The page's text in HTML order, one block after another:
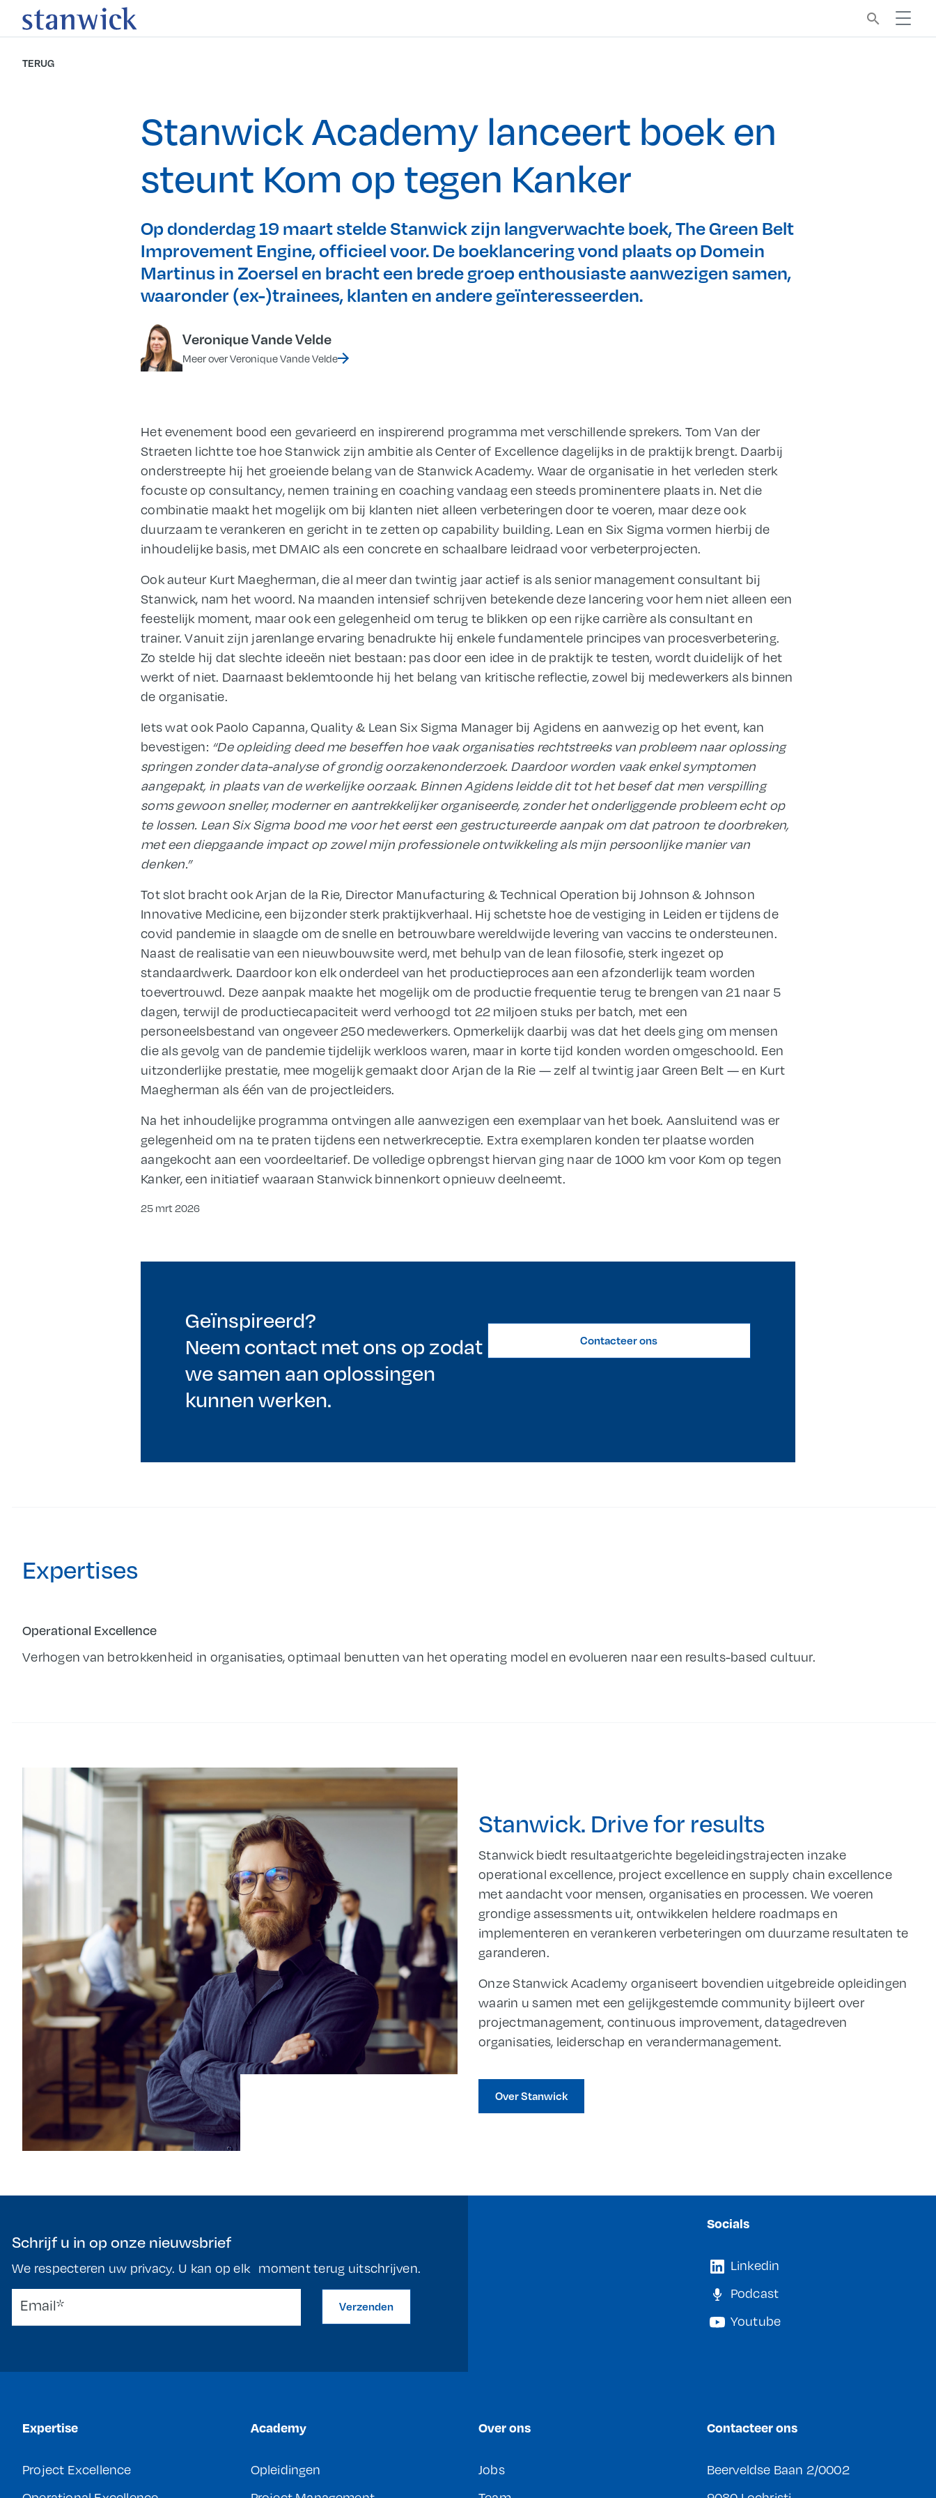
search
TERUG
Stanwick Academy lanceert boek en
steunt Kom op tegen Kanker
Op donderdag 19 maart stelde Stanwick zijn langverwachte boek, The Green Belt
Improvement Engine, officieel voor. De boeklancering vond plaats op Domein
Martinus in Zoersel en bracht een brede groep enthousiaste aanwezigen samen,
waaronder (ex-)trainees, klanten en andere geïnteresseerden.
Veronique Vande Velde
Meer over Veronique Vande Velde
Het evenement bood een gevarieerd en inspirerend programma met verschillende sprekers. Tom Van der
Straeten lichtte toe hoe Stanwick zijn ambitie als Center of Excellence dagelijks in de praktijk brengt. Daarbij
onderstreepte hij het groeiende belang van de Stanwick Academy. Waar de organisatie in het verleden sterk
focuste op consultancy, nemen training en coaching vandaag een steeds prominentere plaats in. Net die
combinatie maakt het mogelijk om bij klanten niet alleen verbeteringen door te voeren, maar deze ook
duurzaam te verankeren en gericht in te zetten op capability building. Lean en Six Sigma vormen hierbij de
inhoudelijke basis, met DMAIC als een concrete en schaalbare leidraad voor verbeterprojecten.
Ook auteur Kurt Maegherman, die al meer dan twintig jaar actief is als senior management consultant bij
Stanwick, nam het woord. Na maanden intensief schrijven betekende deze lancering voor hem niet alleen een
feestelijk moment, maar ook een gelegenheid om terug te blikken op een rijke carrière als consultant en
trainer. Vanuit zijn jarenlange ervaring benadrukte hij enkele fundamentele principes van procesverbetering.
Zo stelde hij dat slechte ideeën niet bestaan: pas door een idee in de praktijk te testen, wordt duidelijk of het
werkt of niet. Daarnaast beklemtoonde hij het belang van kritische reflectie, zowel bij medewerkers als binnen
de organisatie.
Iets wat ook Paolo Capanna, Quality & Lean Six Sigma Manager bij Agidens en aanwezig op het event, kan
bevestigen: “De opleiding deed me beseffen hoe vaak organisaties rechtstreeks van probleem naar oplossing
springen zonder data-analyse of grondig oorzakenonderzoek. Daardoor worden vaak enkel symptomen
aangepakt, in plaats van de werkelijke oorzaak. Binnen Agidens leidde dit tot het besef dat men verspilling
soms gewoon sneller, moderner en aantrekkelijker organiseerde, zonder het onderliggende probleem echt op
te lossen. Lean Six Sigma bood me voor het eerst een gestructureerde aanpak om dat patroon te doorbreken,
met een diepgaande impact op zowel mijn professionele ontwikkeling als mijn persoonlijke manier van
denken.”
Tot slot bracht ook Arjan de la Rie, Director Manufacturing & Technical Operation bij Johnson & Johnson
Innovative Medicine, een bijzonder sterk praktijkverhaal. Hij schetste hoe de vestiging in Leiden er tijdens de
covid pandemie in slaagde om de snelle en betrouwbare wereldwijde levering van vaccins te ondersteunen.
Naast de realisatie van een nieuwbouwsite werd, met behulp van de lean filosofie, sterk ingezet op
standaardwerk. Daardoor kon elk onderdeel van het productieproces aan een afzonderlijk team worden
toevertrouwd. Deze aanpak maakte het mogelijk om de productie frequentie terug te brengen van 21 naar 5
dagen, terwijl de productiecapaciteit werd verhoogd tot 22 miljoen stuks per batch, met een
personeelsbestand van ongeveer 250 medewerkers. Opmerkelijk daarbij was dat het deels ging om mensen
die als gevolg van de pandemie tijdelijk werkloos waren, maar in korte tijd konden worden omgeschoold. Een
uitzonderlijke prestatie, mee mogelijk gemaakt door Arjan de la Rie — zelf al twintig jaar Green Belt — en Kurt
Maegherman als één van de projectleiders.
Na het inhoudelijke programma ontvingen alle aanwezigen een exemplaar van het boek. Aansluitend was er
gelegenheid om na te praten tijdens een netwerkreceptie. Extra exemplaren konden ter plaatse worden
aangekocht aan een voordeeltarief. De volledige opbrengst hiervan ging naar de 1000 km voor Kom op tegen
Kanker, een initiatief waaraan Stanwick binnenkort opnieuw deelneemt.
25 mrt 2026
Geïnspireerd?
Neem contact met ons op zodat
we samen aan oplossingen
kunnen werken.
Contacteer ons
Expertises
Operational Excellence
Verhogen van betrokkenheid in organisaties, optimaal benutten van het operating model en evolueren naar een results-based cultuur.
Stanwick. Drive for results
Stanwick biedt resultaatgerichte begeleidingstrajecten inzake
operational excellence, project excellence en supply chain excellence
met aandacht voor mensen, organisaties en processen. We voeren
grondige assessments uit, ontwikkelen heldere roadmaps en
implementeren en verankeren verbeteringen om duurzame resultaten te
garanderen.
Onze Stanwick Academy organiseert bovendien uitgebreide opleidingen
waarin u samen met een gelijkgestemde community bijleert over
projectmanagement, continuous improvement, datagedreven
organisaties, leiderschap en verandermanagement.
Over Stanwick
Schrijf u in op onze nieuwsbrief
We respecteren uw privacy. U kan op elk moment terug uitschrijven.
Verzenden
Socials
Linkedin
Podcast
Youtube
Expertise
Project Excellence
Academy
Opleidingen
Over ons
Jobs
Contacteer ons
Beerveldse Baan 2/0002